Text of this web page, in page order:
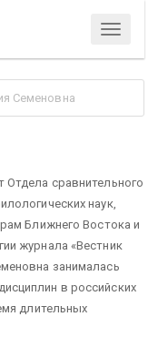
Menu
Семеновна
Отдела сравнительного
наук,
Ближнего Востока и
журнала «Вестник
занималась
в российских
длительных